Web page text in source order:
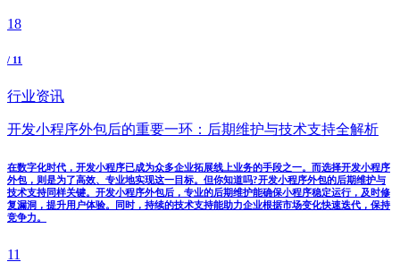
18
/ 11
行业资讯
开发小程序外包后的重要一环：后期维护与技术支持全解析
在数字化时代，开发小程序已成为众多企业拓展线上业务的手段之一。而选择开发小程序
外包，则是为了高效、专业地实现这一目标。但你知道吗?开发小程序外包的后期维护与
技术支持同样关键。开发小程序外包后，专业的后期维护能确保小程序稳定运行，及时修
复漏洞，提升用户体验。同时，持续的技术支持能助力企业根据市场变化快速迭代，保持
竞争力。
11